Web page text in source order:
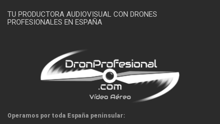
TU PRODUCTORA AUDIOVISUAL CON DRONES
PROFESIONALES EN ESPAÑA
Operamos por toda España peninsular: